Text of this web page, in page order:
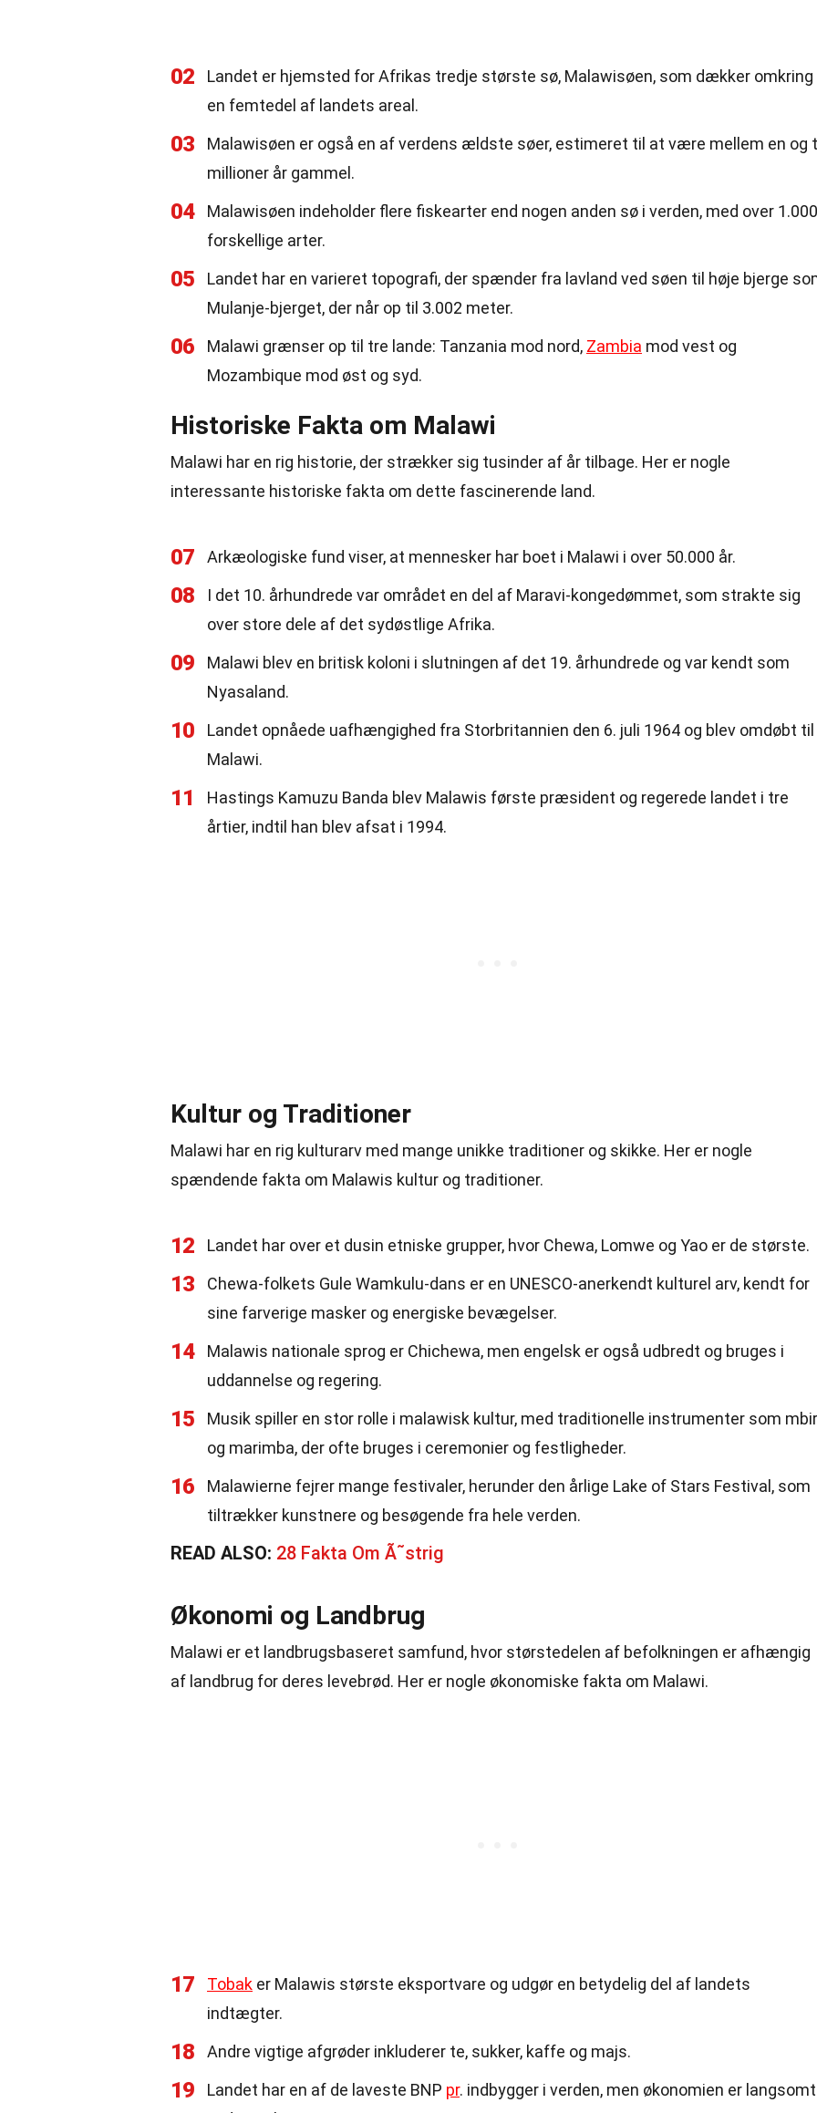
02
Landet er hjemsted for Afrikas tredje største sø, Malawisøen, som dækker omkring
en femtedel af landets areal.
03
Malawisøen er også en af verdens ældste søer, estimeret til at være mellem en og
millioner år gammel.
04
Malawisøen indeholder flere fiskearter end nogen anden sø i verden, med over 1.000
forskellige arter.
05
Landet har en varieret topografi, der spænder fra lavland ved søen til høje bjerge
Mulanje-bjerget, der når op til 3.002 meter.
06 Malawi grænser op til tre lande: Tanzania mod nord, Zambia mod vest og
Mozambique mod øst og syd.
Historiske Fakta om Malawi
Malawi har en rig historie, der strækker sig tusinder af år tilbage. Her er nogle
interessante historiske fakta om dette fascinerende land.
07 Arkæologiske fund viser, at mennesker har boet i Malawi i over 50.000 år.
08
I det 10. århundrede var området en del af Maravi-kongedømmet, som strakte sig
over store dele af det sydøstlige Afrika.
09
Malawi blev en britisk koloni i slutningen af det 19. århundrede og var kendt som
Nyasaland.
10
Landet opnåede uafhængighed fra Storbritannien den 6. juli 1964 og blev omdøbt til
Malawi.
11
Hastings Kamuzu Banda blev Malawis første præsident og regerede landet i tre
årtier, indtil han blev afsat i 1994.
Kultur og Traditioner
Malawi har en rig kulturarv med mange unikke traditioner og skikke. Her er nogle
spændende fakta om Malawis kultur og traditioner.
12 Landet har over et dusin etniske grupper, hvor Chewa, Lomwe og Yao er de største.
13
Chewa-folkets Gule Wamkulu-dans er en UNESCO-anerkendt kulturel arv, kendt for
sine farverige masker og energiske bevægelser.
14
Malawis nationale sprog er Chichewa, men engelsk er også udbredt og bruges i
uddannelse og regering.
15
Musik spiller en stor rolle i malawisk kultur, med traditionelle instrumenter som
og marimba, der ofte bruges i ceremonier og festligheder.
16
Malawierne fejrer mange festivaler, herunder den årlige Lake of Stars Festival, som
tiltrækker kunstnere og besøgende fra hele verden.
READ ALSO: 28 Fakta Om Ã˜strig
Økonomi og Landbrug
Malawi er et landbrugsbaseret samfund, hvor størstedelen af befolkningen er afhængig
af landbrug for deres levebrød. Her er nogle økonomiske fakta om Malawi.
17 Tobak er Malawis største eksportvare og udgør en betydelig del af landets
indtægter.
18 Andre vigtige afgrøder inkluderer te, sukker, kaffe og majs.
19 Landet har en af de laveste BNP pr. indbygger i verden, men økonomien er langsomt